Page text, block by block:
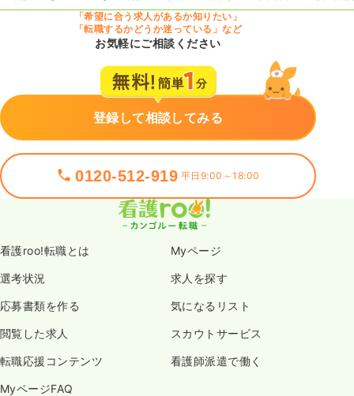
「希望に合う求人があるか知りたい」
「転職するかどうか迷っている」など
お気軽にご相談ください
登録して相談してみる
0120-512-919 平日9:00～18:00
看護roo!転職とは Myページ
選考状況 求人を探す
応募書類を作る 気になるリスト
閲覧した求人 スカウトサービス
転職応援コンテンツ 看護師派遣で働く
MyページFAQ